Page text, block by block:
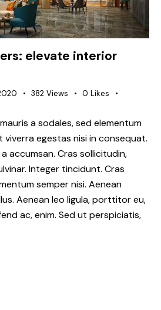
elevate interior
382 Views 0 Likes
a sodales, sed elementum
viverra egestas nisi in consequat.
accumsan. Cras sollicitudin,
Integer tincidunt. Cras
semper nisi. Aenean
Aenean leo ligula, porttitor eu,
ac, enim. Sed ut perspiciatis,